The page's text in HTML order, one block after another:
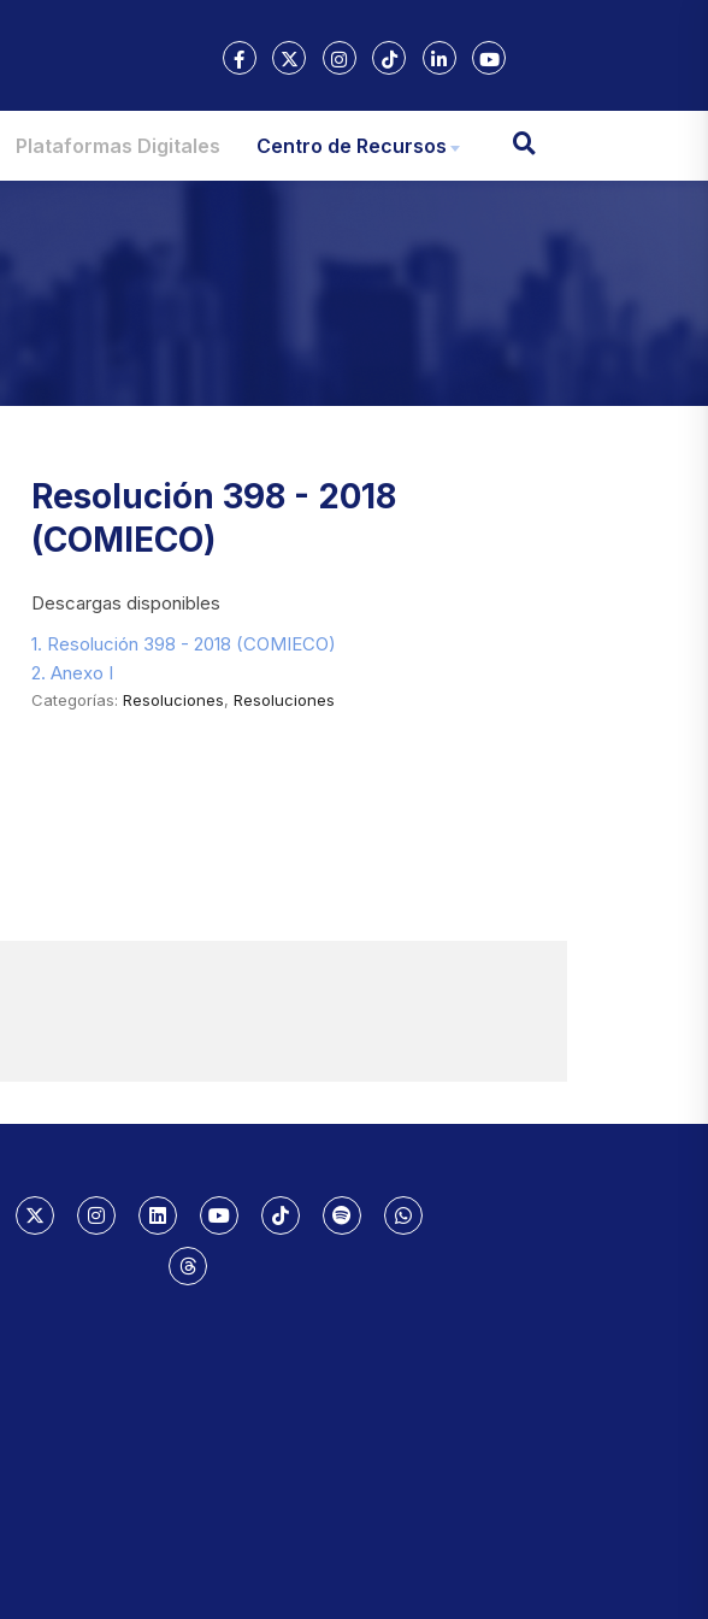
Plataformas Digitales Centro de Recursos
Resolución 398 - 2018
(COMIECO)
Descargas disponibles
1. Resolución 398 - 2018 (COMIECO)
2. Anexo I
Categorías: Resoluciones, Resoluciones